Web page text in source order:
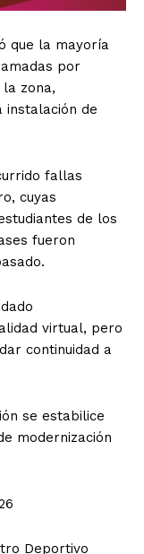
que la mayoría
por
zona,
instalación de
fallas
cuyas
de los
fueron
virtual, pero
continuidad a
se estabilice
modernización
Deportivo